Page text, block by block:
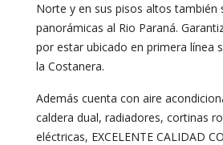
Norte y en sus pisos altos también
panorámicas al Rio Paraná.
por estar ubicado en primera línea
la Costanera.
Además cuenta con aire
caldera dual, radiadores, cortinas
eléctricas, EXCELENTE CALIDAD